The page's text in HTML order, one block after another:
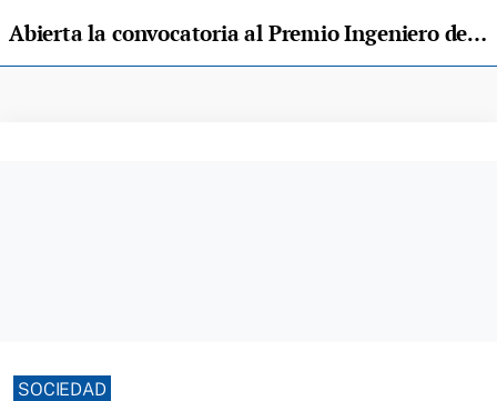
Abierta la convocatoria al Premio Ingeniero del Año en Asturias
SOCIEDAD